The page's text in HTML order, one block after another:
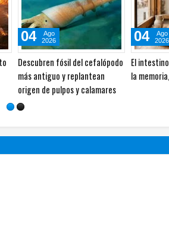
La música puede mejorar el
aprendizaje y la productividad,
según especialistas
05
Ago
2026
Calor
de
04